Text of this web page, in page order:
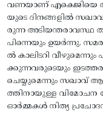
വണയാണ് എകെജിയെ
യുടെ ദിനങ്ങളിൽ
രുന്ന അടിയന്തരാവസ്ഥ
പിന്നെയും ഉയർന്നു.
ൽ കാലിടറി വീഴുമെന്നും
ക്കുന്നവരുടെയും
ചെയ്യുമെന്നും സഖാവ്
ത്തിനായുള്ള വിമോചന
ഓർമ്മകൾ നിത്യ